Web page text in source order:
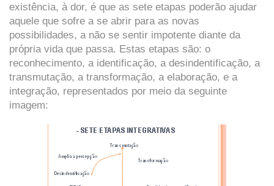
existência, à dor, é que as sete etapas poderão ajudar
aquele que sofre a se abrir para as novas
possibilidades, a não se sentir impotente diante da
própria vida que passa. Estas etapas são: o
reconhecimento, a identificação, a desindentificação, a
transmutação, a transformação, a elaboração, e a
integração, representados por meio da seguinte
imagem: